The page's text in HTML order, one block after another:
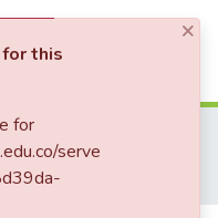
de Administración
×
this
for
serve